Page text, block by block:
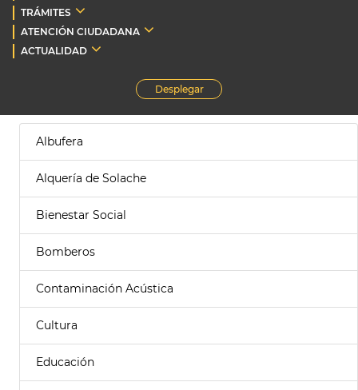
TRÁMITES
ATENCIÓN CIUDADANA
ACTUALIDAD
Desplegar
Albufera
Alquería de Solache
Bienestar Social
Bomberos
Contaminación Acústica
Cultura
Educación